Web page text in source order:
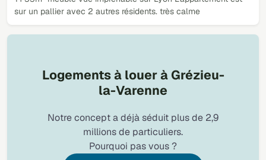
sur un pallier avec 2 autres résidents. très calme
Logements à louer à Grézieu-
la-Varenne
Notre concept a déjà séduit plus de 2,9
millions de particuliers.
Pourquoi pas vous ?